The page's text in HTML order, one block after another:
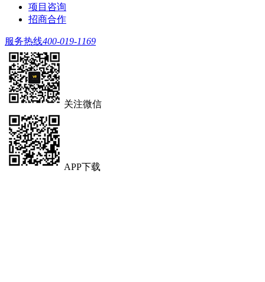
项目咨询
招商合作
服务热线400-019-1169
关注微信
APP下载